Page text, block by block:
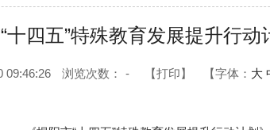
“十四五”特殊教育发展提升行
09:46:26 浏览次数： - 【打印】 【字体： 大